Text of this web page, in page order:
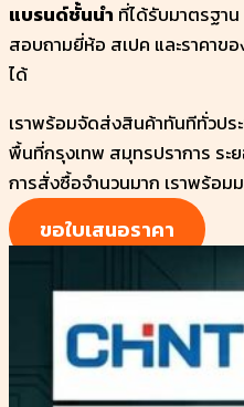
แบรนด์ชั้นนำ ที่ได้รับมาตรฐาน
สอบถามยี่ห้อ สเปค และราคาข
ได้
เราพร้อมจัดส่งสินค้าทันทีทั่วปร
พื้นที่กรุงเทพ สมุทรปราการ ระย
การสั่งซื้อจำนวนมาก เราพร้อ
ขอใบเสนอราคา